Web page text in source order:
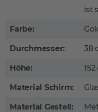
ist
Farbe:
Durchmesser: 38
Höhe:
Material Schirm:
Material Gestell: